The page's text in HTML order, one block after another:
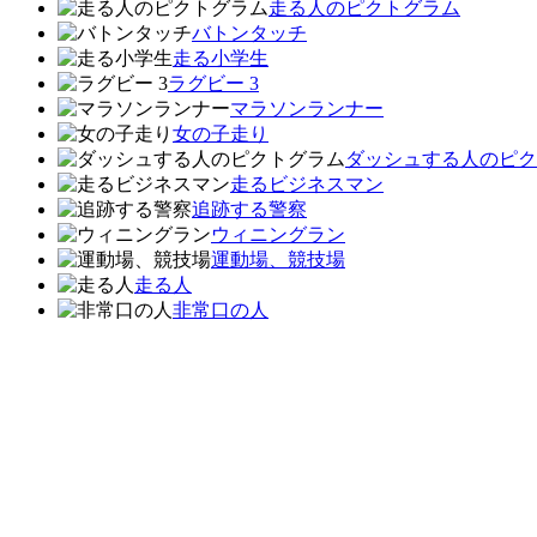
走る人のピクトグラム
バトンタッチ
走る小学生
ラグビー 3
マラソンランナー
女の子走り
ダッシュする人のピ
走るビジネスマン
追跡する警察
ウィニングラン
運動場、競技場
走る人
非常口の人